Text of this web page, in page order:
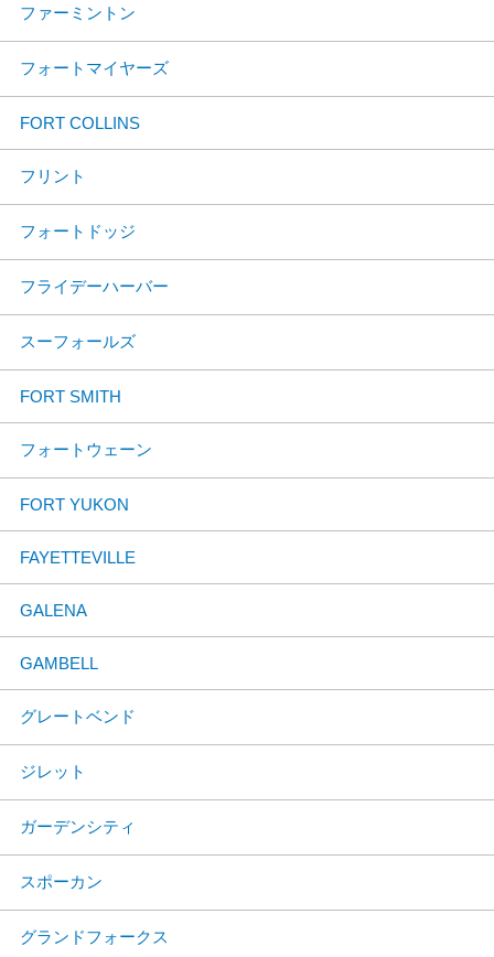
ファーミントン
フォートマイヤーズ
FORT COLLINS
フリント
フォートドッジ
フライデーハーバー
スーフォールズ
FORT SMITH
フォートウェーン
FORT YUKON
FAYETTEVILLE
GALENA
GAMBELL
グレートベンド
ジレット
ガーデンシティ
スポーカン
グランドフォークス